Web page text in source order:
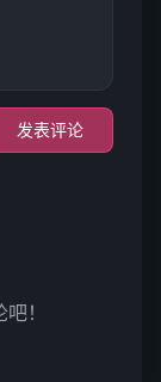
发表评论
！